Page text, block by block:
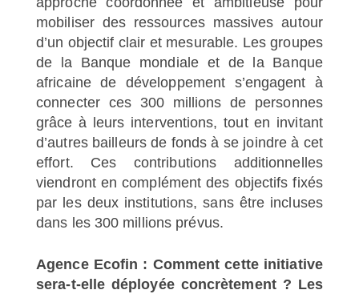
mobiliser des ressources massives autour
d’un objectif clair et mesurable. Les groupes
de la Banque mondiale et de la Banque
africaine de développement s’engagent à
connecter ces 300 millions de personnes
grâce à leurs interventions, tout en invitant
d’autres bailleurs de fonds à se joindre à cet
effort. Ces contributions additionnelles
viendront en complément des objectifs fixés
par les deux institutions, sans être incluses
dans les 300 millions prévus.
Agence Ecofin : Comment cette initiative
sera-t-elle déployée concrètement ? Les